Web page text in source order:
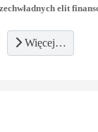
elit
Więcej…